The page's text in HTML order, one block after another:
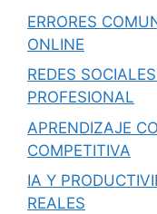
ERRORES
ONLINE
REDES
PROFESIONAL
APRENDIZAJE
COMPETITIVA
IA Y
REALES